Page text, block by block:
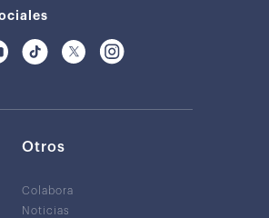
Otros
Colabora
Noticias